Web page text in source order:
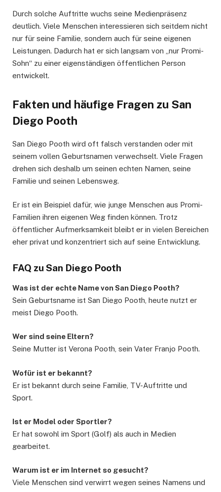
Durch solche Auftritte wuchs seine Medienpräsenz
deutlich. Viele Menschen interessieren sich seitdem nicht
nur für seine Familie, sondern auch für seine eigenen
Leistungen. Dadurch hat er sich langsam von „nur Promi-
Sohn“ zu einer eigenständigen öffentlichen Person
entwickelt.
Fakten und häufige Fragen zu San
Diego Pooth
San Diego Pooth wird oft falsch verstanden oder mit
seinem vollen Geburtsnamen verwechselt. Viele Fragen
drehen sich deshalb um seinen echten Namen, seine
Familie und seinen Lebensweg.
Er ist ein Beispiel dafür, wie junge Menschen aus Promi-
Familien ihren eigenen Weg finden können. Trotz
öffentlicher Aufmerksamkeit bleibt er in vielen Bereichen
eher privat und konzentriert sich auf seine Entwicklung.
FAQ zu San Diego Pooth
Was ist der echte Name von San Diego Pooth?
Sein Geburtsname ist San Diego Pooth, heute nutzt er
meist Diego Pooth.
Wer sind seine Eltern?
Seine Mutter ist Verona Pooth, sein Vater Franjo Pooth.
Wofür ist er bekannt?
Er ist bekannt durch seine Familie, TV-Auftritte und
Sport.
Ist er Model oder Sportler?
Er hat sowohl im Sport (Golf) als auch in Medien
gearbeitet.
Warum ist er im Internet so gesucht?
Viele Menschen sind verwirrt wegen seines Namens und